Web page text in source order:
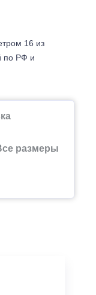
16 из
по РФ и
размеры